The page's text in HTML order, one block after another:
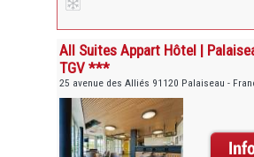
All Suites Appart Hôtel |
TGV ***
25 avenue des Alliés 91120 Palaiseau -